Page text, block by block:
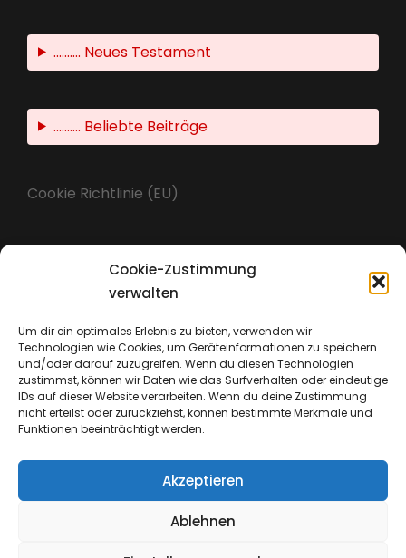
Cookie-Zustimmung
verwalten
Um dir ein optimales Erlebnis zu bieten, verwenden wir
Technologien wie Cookies, um Geräteinformationen zu speichern
und/oder darauf zuzugreifen. Wenn du diesen Technologien
zustimmst, können wir Daten wie das Surfverhalten oder eindeutige
IDs auf dieser Website verarbeiten. Wenn du deine Zustimmung
nicht erteilst oder zurückziehst, können bestimmte Merkmale und
Funktionen beeinträchtigt werden.
Akzeptieren
Ablehnen
.......... Neues Testament
.......... Beliebte Beiträge
Cookie Richtlinie (EU)
Datenschutz